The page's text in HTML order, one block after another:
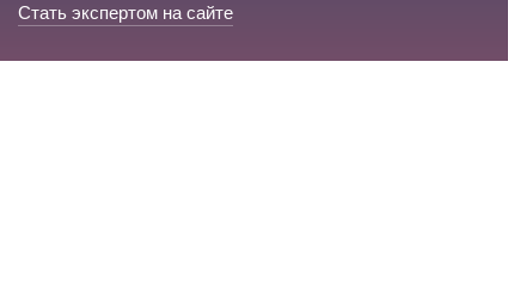
Стать экспертом на сайте